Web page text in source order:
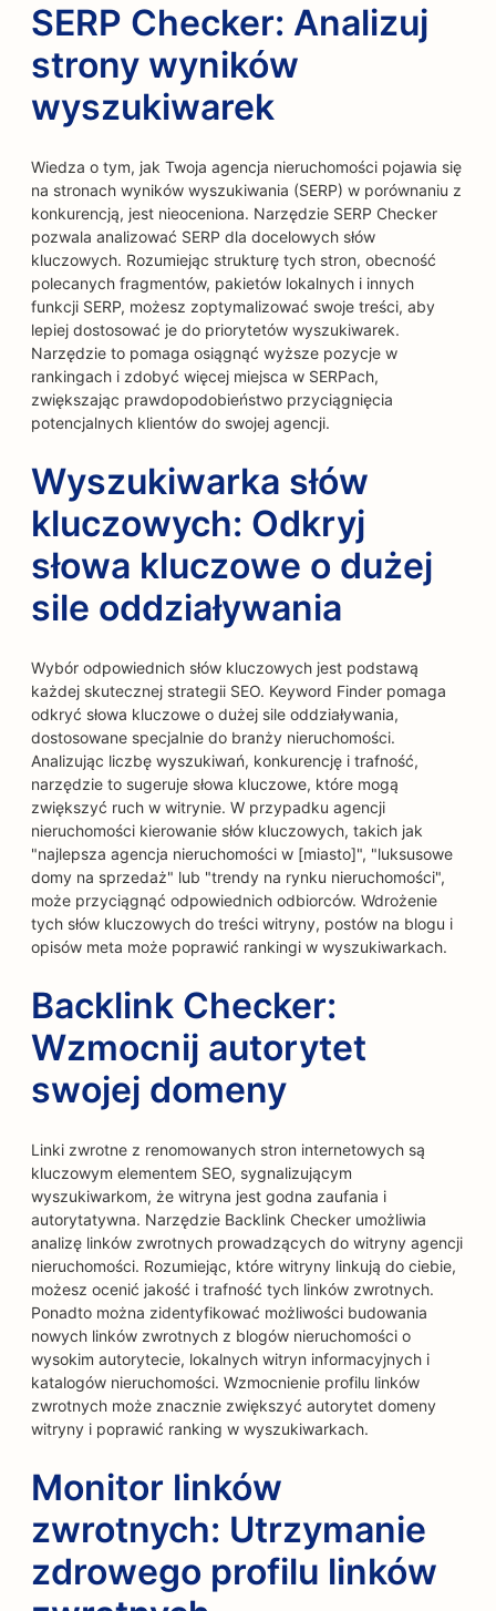
SERP Checker: Analizuj
strony wyników
wyszukiwarek
Wiedza o tym, jak Twoja agencja nieruchomości pojawia się
na stronach wyników wyszukiwania (SERP) w porównaniu z
konkurencją, jest nieoceniona. Narzędzie SERP Checker
pozwala analizować SERP dla docelowych słów
kluczowych. Rozumiejąc strukturę tych stron, obecność
polecanych fragmentów, pakietów lokalnych i innych
funkcji SERP, możesz zoptymalizować swoje treści, aby
lepiej dostosować je do priorytetów wyszukiwarek.
Narzędzie to pomaga osiągnąć wyższe pozycje w
rankingach i zdobyć więcej miejsca w SERPach,
zwiększając prawdopodobieństwo przyciągnięcia
potencjalnych klientów do swojej agencji.
Wyszukiwarka słów
kluczowych: Odkryj
słowa kluczowe o dużej
sile oddziaływania
Wybór odpowiednich słów kluczowych jest podstawą
każdej skutecznej strategii SEO. Keyword Finder pomaga
odkryć słowa kluczowe o dużej sile oddziaływania,
dostosowane specjalnie do branży nieruchomości.
Analizując liczbę wyszukiwań, konkurencję i trafność,
narzędzie to sugeruje słowa kluczowe, które mogą
zwiększyć ruch w witrynie. W przypadku agencji
nieruchomości kierowanie słów kluczowych, takich jak
"najlepsza agencja nieruchomości w [miasto]", "luksusowe
domy na sprzedaż" lub "trendy na rynku nieruchomości",
może przyciągnąć odpowiednich odbiorców. Wdrożenie
tych słów kluczowych do treści witryny, postów na blogu i
opisów meta może poprawić rankingi w wyszukiwarkach.
Backlink Checker:
Wzmocnij autorytet
swojej domeny
Linki zwrotne z renomowanych stron internetowych są
kluczowym elementem SEO, sygnalizującym
wyszukiwarkom, że witryna jest godna zaufania i
autorytatywna. Narzędzie Backlink Checker umożliwia
analizę linków zwrotnych prowadzących do witryny agencji
nieruchomości. Rozumiejąc, które witryny linkują do ciebie,
możesz ocenić jakość i trafność tych linków zwrotnych.
Ponadto można zidentyfikować możliwości budowania
nowych linków zwrotnych z blogów nieruchomości o
wysokim autorytecie, lokalnych witryn informacyjnych i
katalogów nieruchomości. Wzmocnienie profilu linków
zwrotnych może znacznie zwiększyć autorytet domeny
witryny i poprawić ranking w wyszukiwarkach.
Monitor linków
zwrotnych: Utrzymanie
zdrowego profilu linków